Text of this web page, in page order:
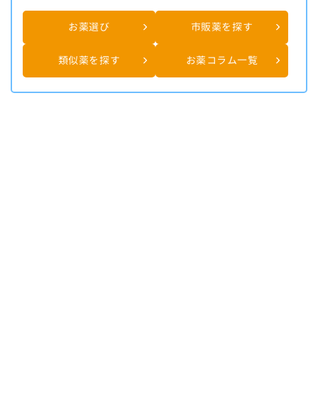
お薬選び 市販薬を探す
類似薬を探す お薬コラム一覧